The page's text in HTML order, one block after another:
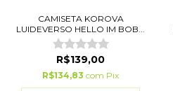
CAMISETA KOROVA
LUIDEVERSO HELLO IM BOB...
R$139,00
R$134,83 com Pix